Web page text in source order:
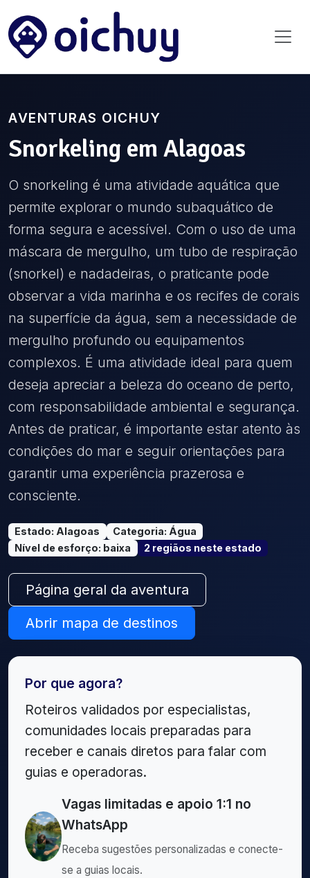
AVENTURAS OICHUY
Snorkeling em Alagoas
O snorkeling é uma atividade aquática que
permite explorar o mundo subaquático de
forma segura e acessível. Com o uso de uma
máscara de mergulho, um tubo de respiração
(snorkel) e nadadeiras, o praticante pode
observar a vida marinha e os recifes de corais
na superfície da água, sem a necessidade de
mergulho profundo ou equipamentos
complexos. É uma atividade ideal para quem
deseja apreciar a beleza do oceano de perto,
com responsabilidade ambiental e segurança.
Antes de praticar, é importante estar atento às
condições do mar e seguir orientações para
garantir uma experiência prazerosa e
consciente.
Estado: Alagoas Categoria: Água
Nível de esforço: baixa 2 regiãos neste estado
Página geral da aventura
Abrir mapa de destinos
Por que agora?
Roteiros validados por especialistas,
comunidades locais preparadas para
receber e canais diretos para falar com
guias e operadoras.
Vagas limitadas e apoio 1:1 no
WhatsApp
Receba sugestões personalizadas e conecte-
se a guias locais.